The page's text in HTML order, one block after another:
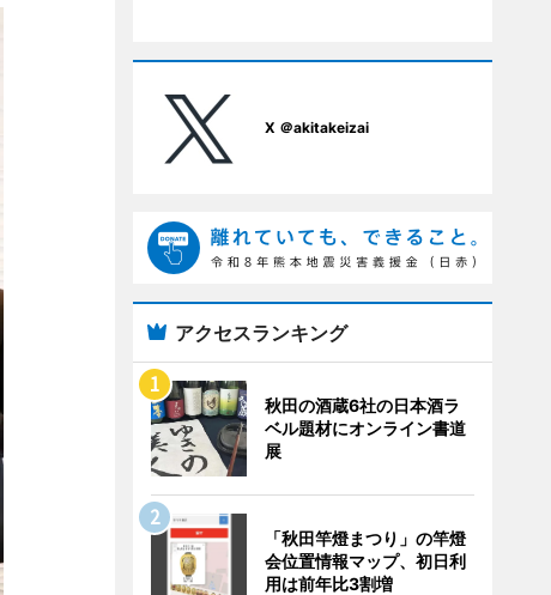
X ＠akitakeizai
アクセスランキング
秋田の酒蔵6社の日本酒ラ
ベル題材にオンライン書道
展
「秋田竿燈まつり」の竿燈
会位置情報マップ、初日利
用は前年比3割増